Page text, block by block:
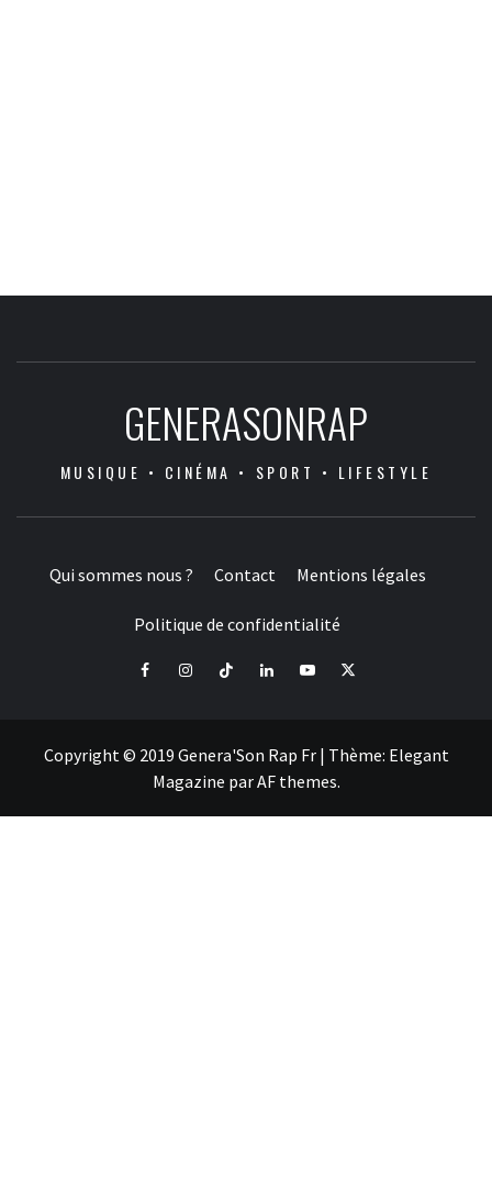
GENERASONRAP
MUSIQUE • CINÉMA • SPORT • LIFESTYLE
Qui sommes nous ? Contact Mentions légales
Politique de confidentialité
FacebookInstagramTiktok LinkedInYoutube
X
Copyright © 2019 Genera'Son Rap Fr | Thème: Elegant
Magazine parAF themes.